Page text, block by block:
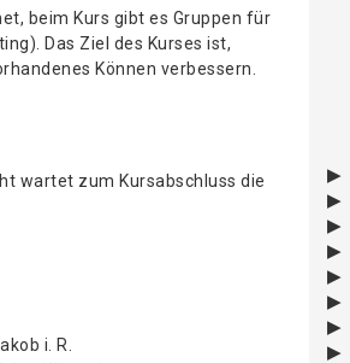
beim Kurs gibt es Gruppen für
Das Ziel des Kurses ist,
Können verbessern.
wartet zum Kursabschluss die
i. R.